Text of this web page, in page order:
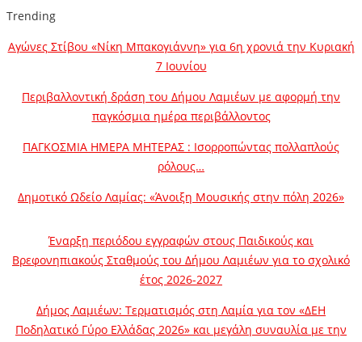
Trending
Αγώνες Στίβου «Νίκη Μπακογιάννη» για 6η χρονιά την Κυριακή
7 Ιουνίου
Περιβαλλοντική δράση του Δήμου Λαμιέων με αφορμή την
παγκόσμια ημέρα περιβάλλοντος
ΠΑΓΚΟΣΜΙΑ ΗΜΕΡΑ ΜΗΤΕΡΑΣ : Ισορροπώντας πολλαπλούς
ρόλους…
Δημοτικό Ωδείο Λαμίας: «Άνοιξη Μουσικής στην πόλη 2026»
Έναρξη περιόδου εγγραφών στους Παιδικούς και
Βρεφονηπιακούς Σταθμούς του Δήμου Λαμιέων για το σχολικό
έτος 2026-2027
Δήμος Λαμιέων: Τερματισμός στη Λαμία για τον «ΔΕΗ
Ποδηλατικό Γύρο Ελλάδας 2026» και μεγάλη συναυλία με την